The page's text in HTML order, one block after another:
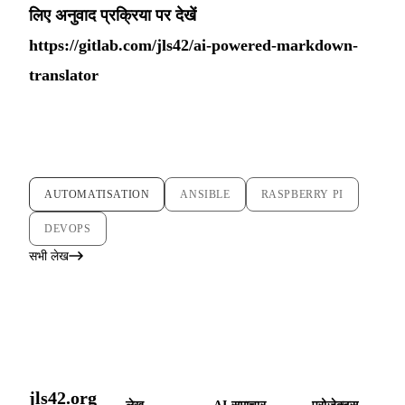
लिए अनुवाद प्रक्रिया पर देखें
https://gitlab.com/jls42/ai-powered-markdown-
translator
AUTOMATISATION ANSIBLE RASPBERRY PI
DEVOPS
सभी लेख
jls42.org